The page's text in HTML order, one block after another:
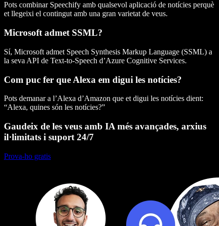
Pots combinar Speechify amb qualsevol aplicació de notícies perquè
et llegeixi el contingut amb una gran varietat de veus.
Microsoft admet SSML?
Sí, Microsoft admet Speech Synthesis Markup Language (SSML) a
la seva API de Text-to-Speech d’Azure Cognitive Services.
Com puc fer que Alexa em digui les notícies?
Pots demanar a l’Alexa d’Amazon que et digui les notícies dient:
“Alexa, quines són les notícies?”
Gaudeix de les veus amb IA més avançades, arxius
il·limitats i suport 24/7
Prova-ho gratis